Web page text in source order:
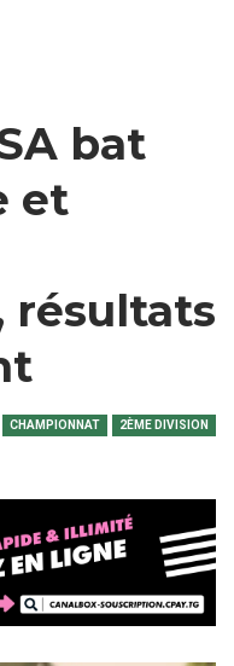
bat
et
résultats
CHAMPIONNAT 2ÈME DIVISION